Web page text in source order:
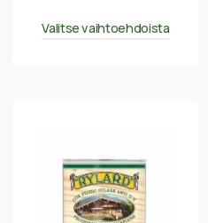
Valitse vaihtoehdoista